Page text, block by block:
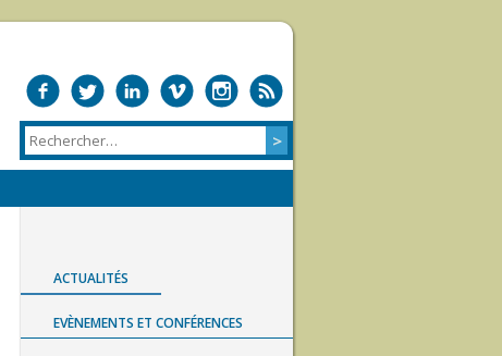
ACTUALITÉS
EVÈNEMENTS ET CONFÉRENCES